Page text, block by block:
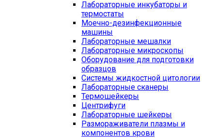
Лабораторные инкубаторы и
термостаты
Моечно-дезинфекционные
машины
Лабораторные мешалки
Лабораторные микроскопы
Оборудование для подготовки
образцов
Системы жидкостной цитологии
Лабораторные сканеры
Термошейкеры
Центрифуги
Лабораторные шейкеры
Размораживатели плазмы и
компонентов крови